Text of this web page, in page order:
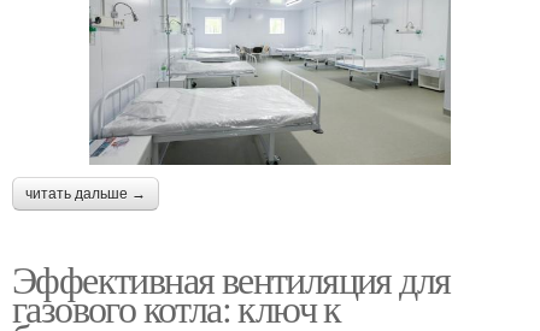
читать дальше →
Эффективная вентиляция для
газового котла: ключ к